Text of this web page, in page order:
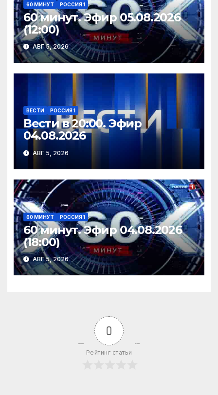
60 МИНУТ РОССИЯ 1
60 минут. Эфир 05.08.2026
(12:00)
АВГ 5, 2026
ВЕСТИ РОССИЯ 1
Вести в 20:00. Эфир
04.08.2026
АВГ 5, 2026
60 МИНУТ РОССИЯ 1
60 минут. Эфир 04.08.2026
(18:00)
АВГ 5, 2026
0
Рейтинг статьи